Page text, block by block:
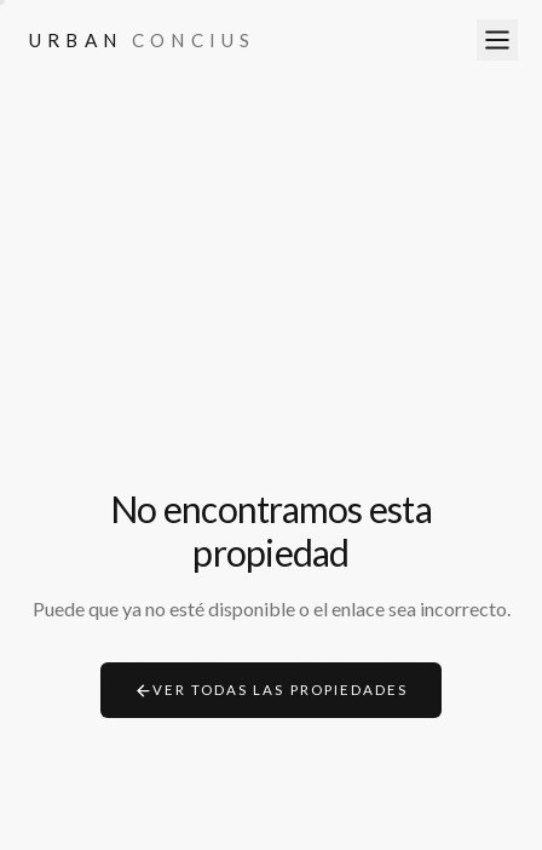
URBAN CONCIUS
URBAN CONCIUS
No encontramos esta
propiedad
Puede que ya no esté disponible o el enlace sea incorrecto.
VER TODAS LAS PROPIEDADES